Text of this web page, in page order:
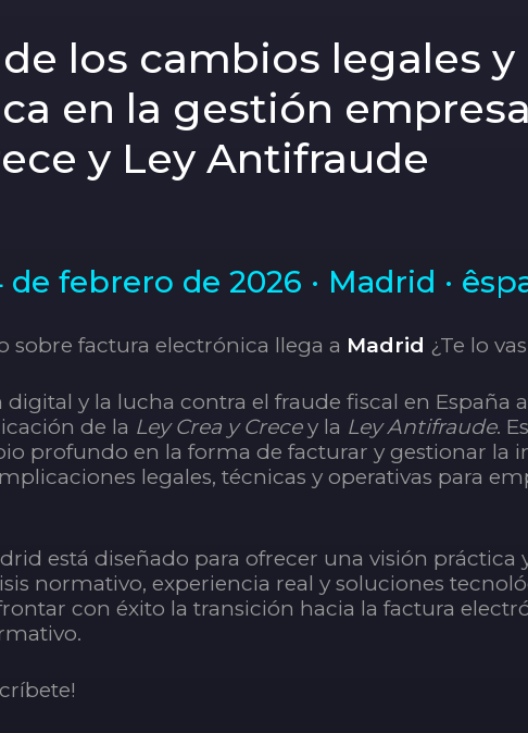
los cambios legales y
en la gestión
y Ley Antifraude
febrero de 2026 · Madrid ·
sobre factura electrónica llega a Madrid ¿Te lo
y la lucha contra el fraude fiscal en España
de la Ley Crea y Crecey la Ley Antifraude.
profundo en la forma de facturar y gestionar la
legales, técnicas y operativas para
está diseñado para ofrecer una visión práctica
normativo, experiencia real y soluciones
con éxito la transición hacia la factura